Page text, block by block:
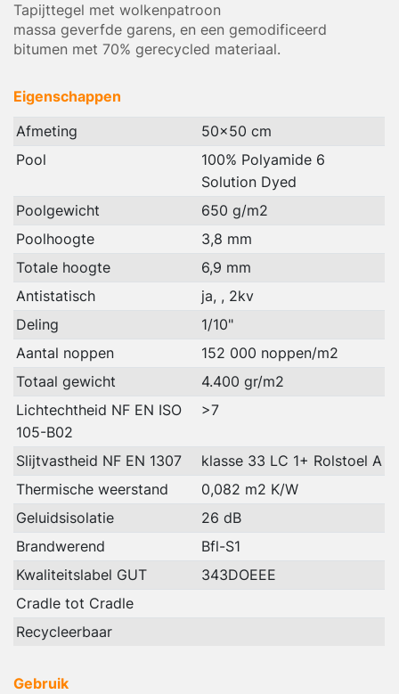
Tapijttegel met wolkenpatroon
massa geverfde garens, en een gemodificeerd
bitumen met 70% gerecycled materiaal.
Eigenschappen
Afmeting
50x50 cm
Pool
100% Polyamide 6
Solution Dyed
Poolgewicht
650 g/m2
Poolhoogte
3,8 mm
Totale hoogte
6,9 mm
Antistatisch
ja, , 2kv
Deling
1/10"
Aantal noppen
152 000 noppen/m2
Totaal gewicht
4.400 gr/m2
Lichtechtheid NF EN ISO
105-B02
>7
Slijtvastheid NF EN 1307
klasse 33 LC 1+ Rolstoel A
Thermische weerstand
0,082 m2 K/W
Geluidsisolatie
26 dB
Brandwerend
Bfl-S1
Kwaliteitslabel GUT
343DOEEE
Cradle tot Cradle
Recycleerbaar
Gebruik